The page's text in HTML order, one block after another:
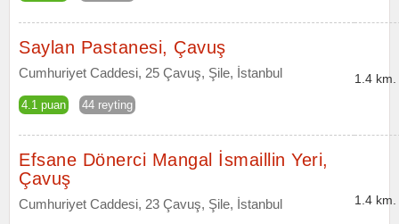
Saylan Pastanesi, Çavuş
Cumhuriyet Caddesi, 25 Çavuş, Şile, İstanbul
4.1 puan 44 reyting
1.4 km.
Efsane Dönerci Mangal İsmaillin Yeri,
Çavuş
Cumhuriyet Caddesi, 23 Çavuş, Şile, İstanbul 1.4 km.